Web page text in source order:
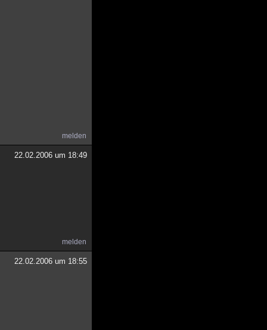
melden
22.02.2006 um 18:49
melden
22.02.2006 um 18:55